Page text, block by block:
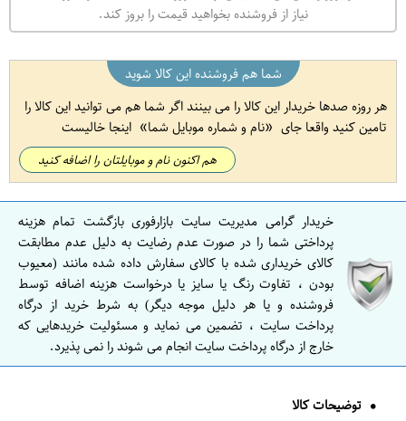
نیاز از فروشنده بخواهید قیمت را بروز کند.
شما هم فروشنده این کالا شوید
هر روزه صدها خریدار این کالا را می بینند اگر شما هم می توانید این کالا را
تامین کنید واقعا جای
نام و شماره موبایل شما اینجا خالیست
هم اکنون نام و موبایلتان را اضافه کنید
خریدار گرامی مدیریت سایت بازارفوری بازگشت تمام هزینه
پرداختی شما را در صورت عدم رضایت به دلیل عدم مطابقت
کالای خریداری شده با کالای سفارش داده شده مانند (معیوب
بودن ، تفاوت رنگ یا سایز یا درخواست هزینه اضافه توسط
فروشنده و یا هر دلیل موجه دیگر) به شرط خرید از درگاه
پرداخت سایت ، تضمین می نماید و مسئولیت خریدهایی که
خارج از درگاه پرداخت سایت انجام می شوند را نمی پذیرد.
توضیحات کالا